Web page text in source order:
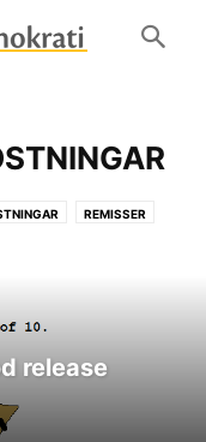
REMISSER
release